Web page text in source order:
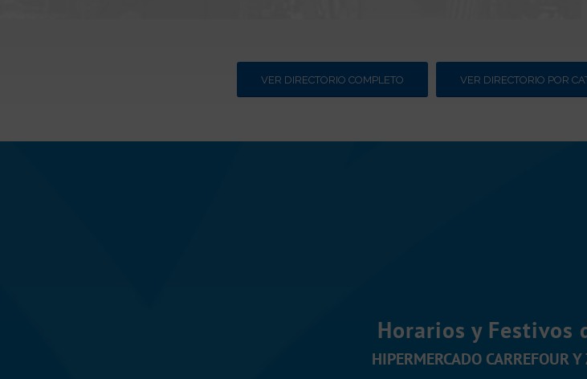
VER DIRECTORIO COMPLETO VER DIRECTORIO POR
Horarios y Festivos
HIPERMERCADO CARREFOUR